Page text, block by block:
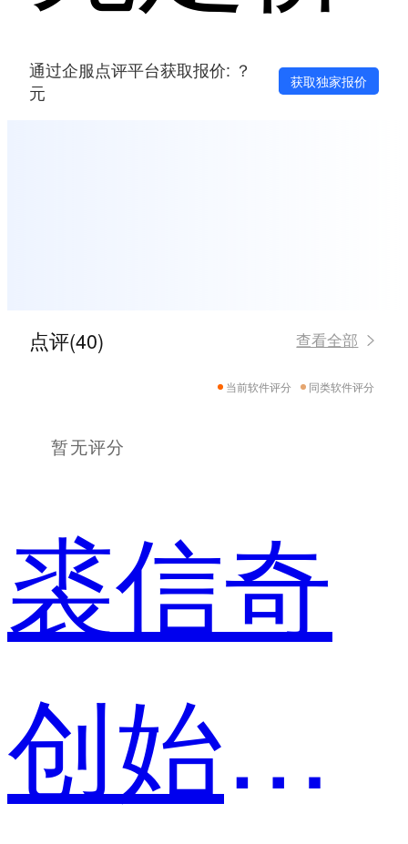
通过企服点评平台获取报价: ？
元
获取独家报价
点评(40) 查看全部
当前软件评分 同类软件评分
暂无评分
裘信奇
创始人兼数字营销策略师